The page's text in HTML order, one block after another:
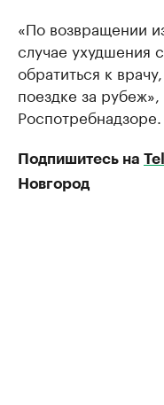
«По возвращении
случае ухудшения
обратиться к
поездке за
Роспотребнадзоре.
Подпишитесь на
Новгород